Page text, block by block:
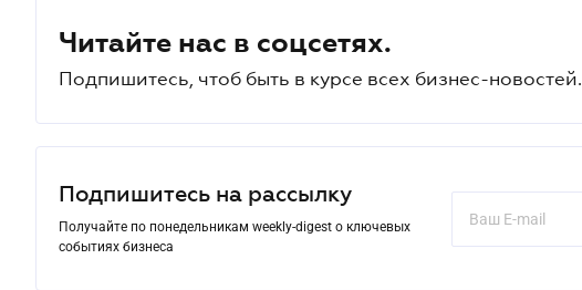
Читайте нас в соцсетях.
Подпишитесь, чтоб быть в курсе всех бизнес-новостей.
Подпишитесь на рассылку
Получайте по понедельникам weekly-digest о ключевых
событиях бизнеса